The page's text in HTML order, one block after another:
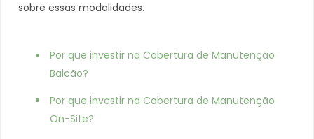
sobre essas modalidades.
Por que investir na Cobertura de Manutenção
Balcão?
Por que investir na Cobertura de Manutenção
On-Site?